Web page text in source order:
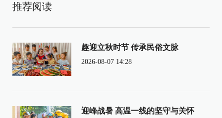
推荐阅读
趣迎立秋时节 传承民俗文脉
2026-08-07 14:28
迎峰战暑 高温一线的坚守与关怀